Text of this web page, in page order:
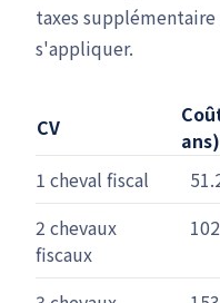
taxes
s'appliquer.
CV
ans)
1 cheval fiscal
2 chevaux
fiscaux